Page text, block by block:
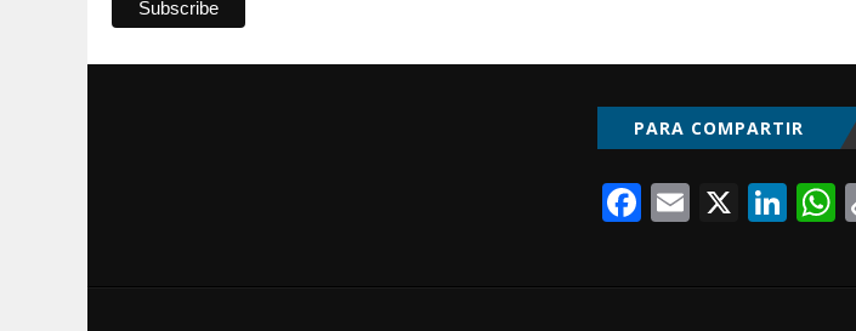
PARA COMPARTIR
Facebook
Email
X